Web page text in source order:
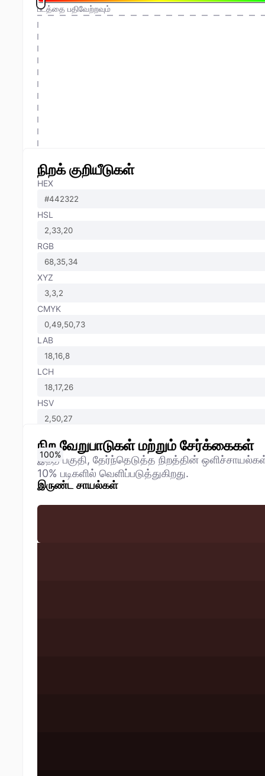
படத்தை பதிவேற்றவும்
நிறக் குறியீடுகள்
HEX
HSL
RGB
XYZ
CMYK
LAB
LCH
HSV
நிற வேறுபாடுகள் மற்றும் சேர்க்கைகள்
இந்த பகுதி, தேர்ந்தெடுத்த நிறத்தின்
10% படிகளில் வெளிப்படுத்துகிறது.
இருண்ட சாயல்கள்
0%
10%
20%
30%
40%
50%
60%
70%
80%
90%
100%